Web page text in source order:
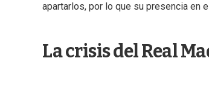
apartarlos, por lo que su presencia en
La crisis del Real